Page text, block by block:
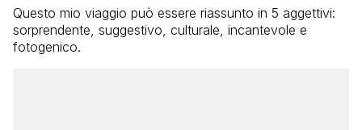
Questo mio viaggio può essere riassunto in 5 aggettivi:
sorprendente, suggestivo, culturale, incantevole e
fotogenico.